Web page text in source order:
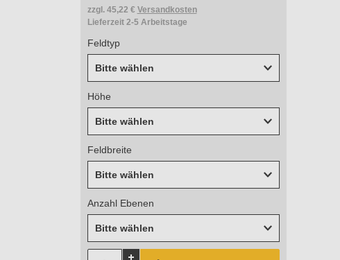
zzgl. 45,22 € Versandkosten
Lieferzeit 2-5 Arbeitstage
Feldtyp
Bitte wählen
Höhe
Bitte wählen
Feldbreite
Bitte wählen
Anzahl Ebenen
Bitte wählen